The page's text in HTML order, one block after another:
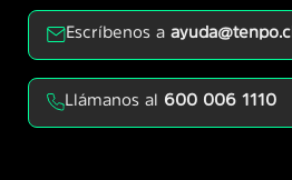
Escríbenos aayuda@tenpo.cl
Llámanos al 600 006 1110